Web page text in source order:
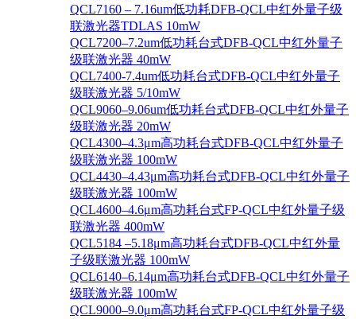
QCL7160 – 7.16um低功耗DFB-QCL中红外量子级
联激光器TDLAS 10mW
QCL7200–7.2um低功耗台式DFB-QCL中红外量子
级联激光器 40mW
QCL7400-7.4um低功耗台式DFB-QCL中红外量子
级联激光器 5/10mW
QCL9060–9.06um低功耗台式DFB-QCL中红外量子
级联激光器 20mW
QCL4300–4.3μm高功耗台式DFB-QCL中红外量子
级联激光器 100mW
QCL4430–4.43μm高功耗台式DFB-QCL中红外量子
级联激光器 100mW
QCL4600–4.6μm高功耗台式FP-QCL中红外量子级
联激光器 400mW
QCL5184 –5.18μm高功耗台式DFB-QCL中红外量
子级联激光器 100mW
QCL6140–6.14μm高功耗台式DFB-QCL中红外量子
级联激光器 100mW
QCL9000–9.0μm高功耗台式FP-QCL中红外量子级